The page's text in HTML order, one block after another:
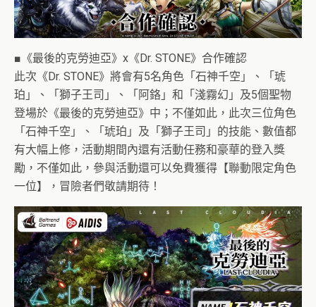
■《最後的克勞迪亞》x《Dr. STONE》合作確認
此次《Dr. STONE》將會有5名角色「石神千空」、「琥
珀」、「獅子王司」、「阿鉻」和「淺霧幻」及5個聖物
登場於《最後的克勞迪亞》中；不僅如此，此次三位角色
「石神千空」、「琥珀」及「獅子王司」的技能、數值都
有大幅上修，活動期間內還有活動任務和豪華的登入獎
勵，不僅如此，參與活動還可以免費獲得【聯動限定角色
一位】，冒險者們敬請期待！